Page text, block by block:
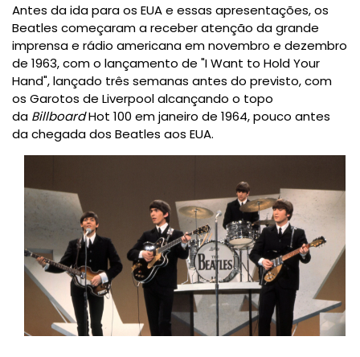
Antes da ida para os EUA e essas apresentações, os
Beatles começaram a receber atenção da grande
imprensa e rádio americana em novembro e dezembro
de 1963, com o lançamento de "I Want to Hold Your
Hand", lançado três semanas antes do previsto, com
os Garotos de Liverpool alcançando o topo
da BillboardHot 100 em janeiro de 1964, pouco antes
da chegada dos Beatles aos EUA.